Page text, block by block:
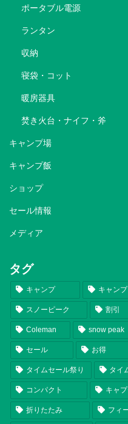
ポータブル電源
ランタン
収納
寝袋・コット
暖房器具
焚き火台・ナイフ・斧
キャンプ場
キャンプ飯
ショップ
セール情報
メディア
タグ
キャンプ キャン
スノーピーク 割引
Coleman snow peak
セール お得
タイムセール祭り タイ
コンパクト キャ
折りたたみ フィ